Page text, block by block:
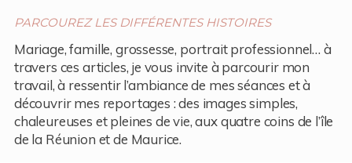
PARCOUREZ LES DIFFÉRENTES HISTOIRES
Mariage, famille, grossesse, portrait professionnel… à
travers ces articles, je vous invite à parcourir mon
travail, à ressentir l’ambiance de mes séances et à
découvrir mes reportages : des images simples,
chaleureuses et pleines de vie, aux quatre coins de l’île
de la Réunion et de Maurice.